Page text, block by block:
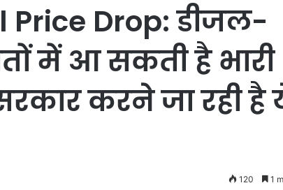
Price Drop: डीजल-
में आ सकती है भारी
करने जा रही है
120 1